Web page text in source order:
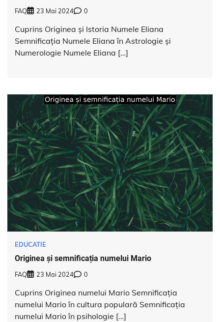
FAQ 23 Mai 2024 0
Cuprins Originea și Istoria Numele Eliana
Semnificația Numele Eliana în Astrologie și
Numerologie Numele Eliana […]
EDUCATIE
Originea și semnificația numelui Mario
FAQ 23 Mai 2024 0
Cuprins Originea numelui Mario Semnificația
numelui Mario în cultura populară Semnificația
numelui Mario în psihologie […]